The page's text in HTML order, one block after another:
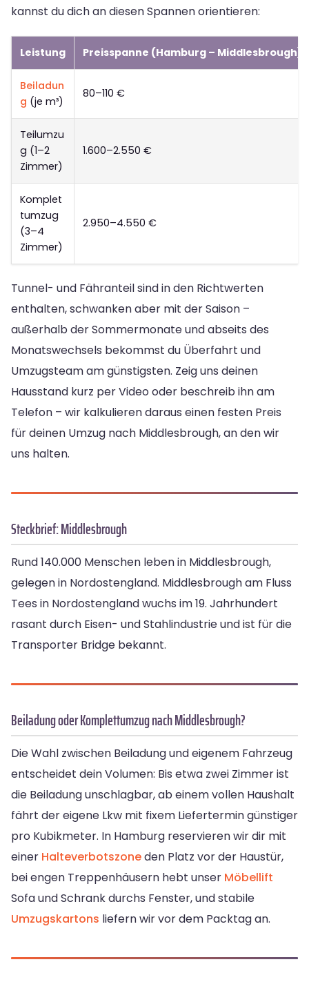
kannst du dich an diesen Spannen orientieren:
Leistung Preisspanne (Hamburg – Middlesbrough)
Beiladun
g (je m³)
80–110 €
Teilumzu
g (1–2
Zimmer)
1.600–2.550 €
Komplet
tumzug
(3–4
Zimmer)
2.950–4.550 €
Tunnel- und Fähranteil sind in den Richtwerten
enthalten, schwanken aber mit der Saison –
außerhalb der Sommermonate und abseits des
Monatswechsels bekommst du Überfahrt und
Umzugsteam am günstigsten. Zeig uns deinen
Hausstand kurz per Video oder beschreib ihn am
Telefon – wir kalkulieren daraus einen festen Preis
für deinen Umzug nach Middlesbrough, an den wir
uns halten.
Steckbrief: Middlesbrough
Rund 140.000 Menschen leben in Middlesbrough,
gelegen in Nordostengland. Middlesbrough am Fluss
Tees in Nordostengland wuchs im 19. Jahrhundert
rasant durch Eisen- und Stahlindustrie und ist für die
Transporter Bridge bekannt.
Beiladung oder Komplettumzug nach Middlesbrough?
Die Wahl zwischen Beiladung und eigenem Fahrzeug
entscheidet dein Volumen: Bis etwa zwei Zimmer ist
die Beiladung unschlagbar, ab einem vollen Haushalt
fährt der eigene Lkw mit fixem Liefertermin günstiger
pro Kubikmeter. In Hamburg reservieren wir dir mit
einer Halteverbotszoneden Platz vor der Haustür,
bei engen Treppenhäusern hebt unser Möbellift
Sofa und Schrank durchs Fenster, und stabile
Umzugskartons liefern wir vor dem Packtag an.